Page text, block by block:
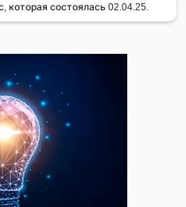
которая состоялась 02.04.25.